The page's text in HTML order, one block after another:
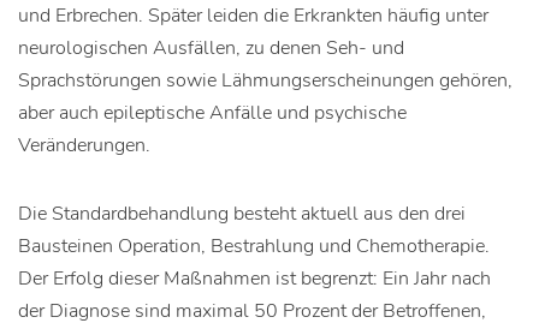
und Erbrechen. Später leiden die Erkrankten häufig unter
neurologischen Ausfällen, zu denen Seh- und
Sprachstörungen sowie Lähmungserscheinungen gehören,
aber auch epileptische Anfälle und psychische
Veränderungen.
Die Standardbehandlung besteht aktuell aus den drei
Bausteinen Operation, Bestrahlung und Chemotherapie.
Der Erfolg dieser Maßnahmen ist begrenzt: Ein Jahr nach
der Diagnose sind maximal 50 Prozent der Betroffenen,